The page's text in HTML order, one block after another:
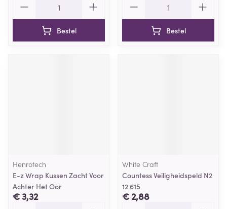
Bestel Bestel
Henrotech
E-z Wrap Kussen Zacht Voor
Achter Het Oor
€ 3,32
White Craft
Countess Veiligheidspeld N2
12 615
€ 2,88